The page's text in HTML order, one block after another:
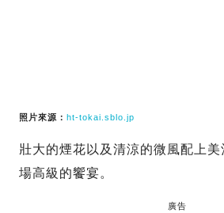
照片來源： ht-tokai.sblo.jp
壯大的煙花以及清涼的微風配上
場高級的饗宴。
廣告